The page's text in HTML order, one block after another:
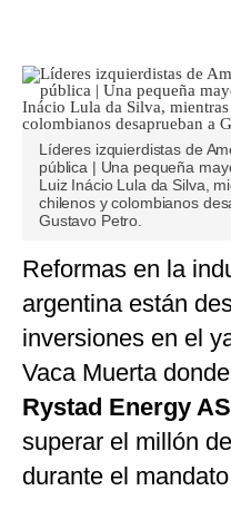
Líderes izquierdistas de
pública | Una pequeña
Luiz Inácio Lula da Silva,
chilenos y colombianos
Gustavo Petro.
Reformas en la
argentina están
inversiones en el
Vaca Muerta
Rystad Energy AS
superar el millón
durante el